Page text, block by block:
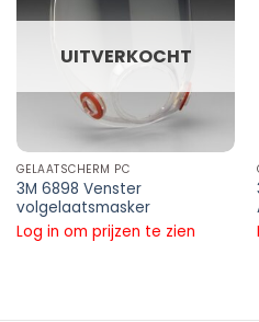
UITVERKOCHT
GELAATSCHERM PC
3M 6898 Venster
volgelaatsmasker
Log in om prijzen te zien